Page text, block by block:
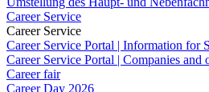
Career Service
Career Service
Career Service Portal | Information for
Career Service Portal | Companies and
Career fair
Career Day 2026